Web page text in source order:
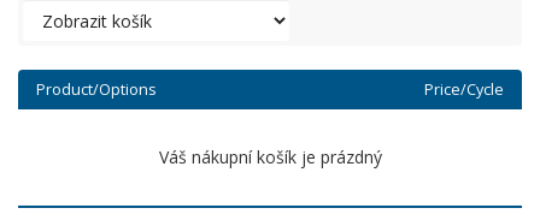
Product/Options Price/Cycle
Váš nákupní košík je prázdný